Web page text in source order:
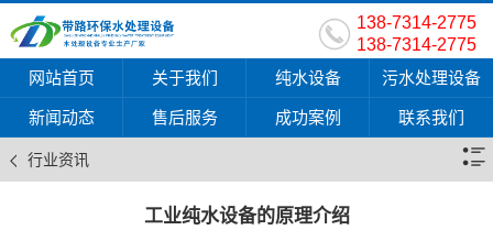
138-7314-2775
138-7314-2775
网站首页
关于我们 纯水设备 污水处理设备
新闻动态 售后服务 成功案例 联系我们
行业资讯
工业纯水设备的原理介绍